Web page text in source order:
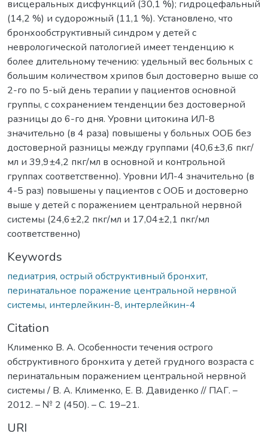
висцеральных дисфункций (30,1 %); гидроцефальный
(14,2 %) и судорожный (11,1 %). Установлено, что
бронхообструктивный синдром у детей с
неврологической патологией имеет тенденцию к
более длительному течению: удельный вес больных с
большим количеством хрипов был достоверно выше со
2-го по 5-ый день терапии у пациентов основной
группы, с сохранением тенденции без достоверной
разницы до 6-го дня. Уровни цитокина ИЛ-8
значительно (в 4 раза) повышены у больных ООБ без
достоверной разницы между группами (40,6±3,6 пкг/
мл и 39,9±4,2 пкг/мл в основной и контрольной
группах соответственно). Уровни ИЛ-4 значительно (в
4-5 раз) повышены у пациентов с ООБ и достоверно
выше у детей с поражением центральной нервной
системы (24,6±2,2 пкг/мл и 17,04±2,1 пкг/мл
соответственно)
Keywords
педиатрия, острый обструктивный бронхит,
перинатальное поражение центральной нервной
системы, интерлейкин-8, интерлейкин-4
Citation
Клименко В. А. Особенности течения острого
обструктивного бронхита у детей грудного возраста с
перинатальным поражением центральной нервной
системы / В. А. Клименко, Е. В. Давиденко // ПАГ. –
2012. – № 2 (450). – С. 19–21.
URI